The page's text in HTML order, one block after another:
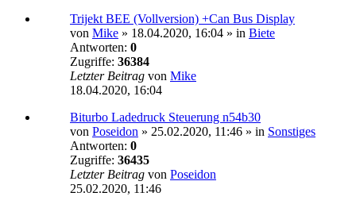
Trijekt BEE (Vollversion) +Can Bus Display
von Mike » 18.04.2020, 16:04 » in Biete
Antworten: 0
Zugriffe: 36384
Letzter Beitrag von Mike
18.04.2020, 16:04
Biturbo Ladedruck Steuerung n54b30
von Poseidon » 25.02.2020, 11:46 » in Sonstiges
Antworten: 0
Zugriffe: 36435
Letzter Beitrag von Poseidon
25.02.2020, 11:46